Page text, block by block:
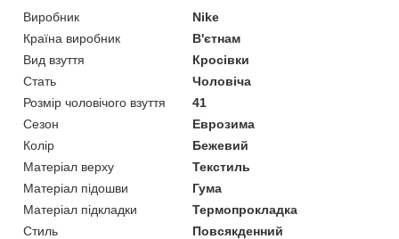
Виробник
Nike
Країна виробник
В'єтнам
Вид взуття
Кросівки
Стать
Чоловіча
Розмір чоловічого взуття
41
Сезон
Еврозима
Колір
Бежевий
Матеріал верху
Текстиль
Матеріал підошви
Гума
Матеріал підкладки
Термопрокладка
Стиль
Повсякденний